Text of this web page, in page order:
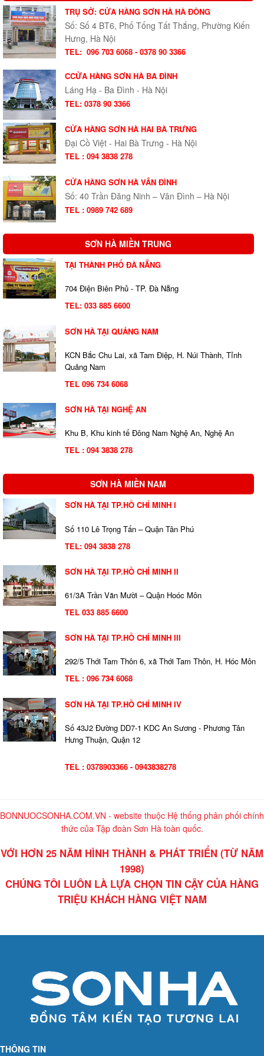
TRỤ SỞ: CỬA HÀNG SƠN HÀ HÀ ĐÔNG
Số: Số 4 BT6, Phố Tống Tất Thắng, Phường Kiến
Hưng, Hà Nội
TEL: 096 703 6068 - 0378 90 3366
CCỬA HÀNG SƠN HÀ BA ĐÌNH
Láng Hạ - Ba Đình - Hà Nội
TEL: 0378 90 3366
CỬA HÀNG SƠN HÀ HAI BÀ TRƯNG
Đại Cồ Việt - Hai Bà Trưng - Hà Nội
TEL : 094 3838 278
CỬA HÀNG SƠN HÀ VÂN ĐÌNH
Số: 40 Trần Đăng Ninh – Vân Đình – Hà Nội
TEL : 0989 742 689
SƠN HÀ MIỀN TRUNG
TẠI THÀNH PHỐ ĐÀ NẴNG
704 Điện Biên Phủ - TP. Đà Nẵng
TEL: 033 885 6600
SƠN HÀ TẠI QUẢNG NAM
KCN Bắc Chu Lai, xã Tam Điệp, H. Núi Thành, Tỉnh
Quảng Nam
TEL 096 734 6068
SƠN HÀ TẠI NGHỆ AN
Khu B, Khu kinh tế Đông Nam Nghệ An, Nghệ An
TEL : 094 3838 278
SƠN HÀ MIỀN NAM
SƠN HÀ TẠI TP.HỒ CHÍ MINH I
Số 110 Lê Trọng Tấn – Quận Tân Phú
TEL: 094 3838 278
SƠN HÀ TẠI TP.HỒ CHÍ MINH II
61/3A Trần Văn Mười – Quận Hoóc Môn
TEL 033 885 6600
SƠN HÀ TẠI TP.HỒ CHÍ MINH III
292/5 Thới Tam Thôn 6, xã Thới Tam Thôn, H. Hóc Môn
TEL : 096 734 6068
SƠN HÀ TẠI TP.HỒ CHÍ MINH IV
Số 43J2 Đường DD7-1 KDC An Sương - Phương Tân
Hưng Thuận, Quận 12
TEL : 0378903366 - 0943838278
BONNUOCSONHA.COM.VN - website thuộc Hệ thống phân phối chính
thức của Tập đoàn Sơn Hà toàn quốc.
VỚI HƠN 25 NĂM HÌNH THÀNH & PHÁT TRIỂN (TỪ NĂM
1998)
CHÚNG TÔI LUÔN LÀ LỰA CHỌN TIN CẬY CỦA HÀNG
TRIỆU KHÁCH HÀNG VIỆT NAM
THÔNG TIN